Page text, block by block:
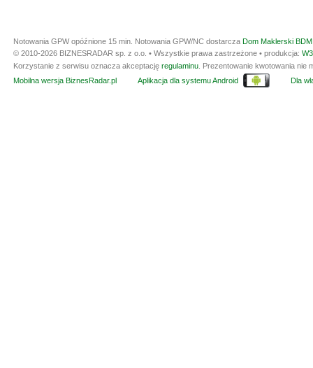
Notowania GPW opóźnione 15 min. Notowania GPW/NC dostarcza Dom Maklerski
© 2010-2026 BIZNESRADAR sp. z o.o. • Wszystkie prawa zastrzeżone • produkcja:
Korzystanie z serwisu oznacza akceptację regulaminu . Prezentowanie kwotowania
Mobilna wersja BiznesRadar.pl
Aplikacja dla systemu Android Dla